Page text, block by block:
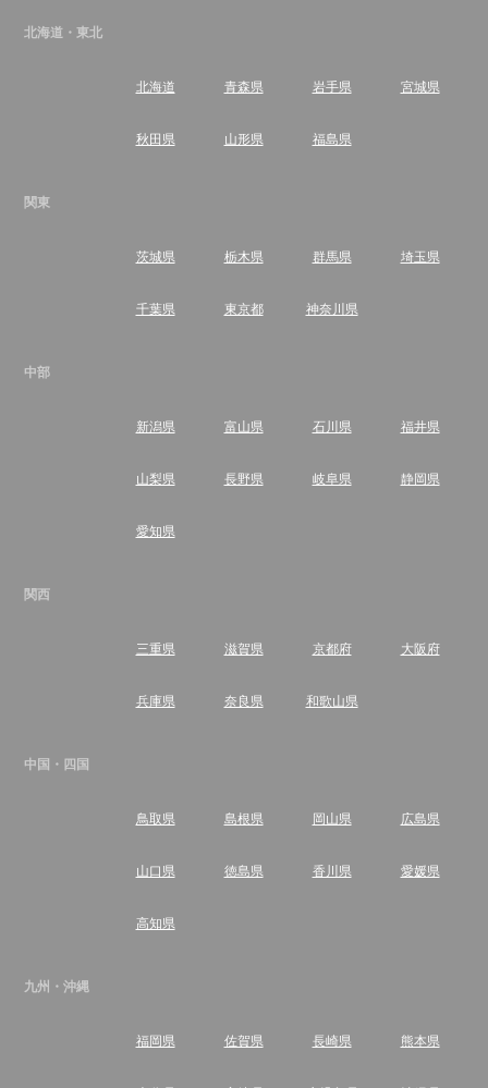
北海道・東北
北海道 青森県 岩手県 宮城県
秋田県 山形県 福島県
関東
茨城県 栃木県 群馬県 埼玉県
千葉県 東京都 神奈川県
中部
新潟県 富山県 石川県 福井県
山梨県 長野県 岐阜県 静岡県
愛知県
関西
三重県 滋賀県 京都府 大阪府
兵庫県 奈良県 和歌山県
中国・四国
鳥取県 島根県 岡山県 広島県
山口県 徳島県 香川県 愛媛県
高知県
九州・沖縄
福岡県 佐賀県 長崎県 熊本県